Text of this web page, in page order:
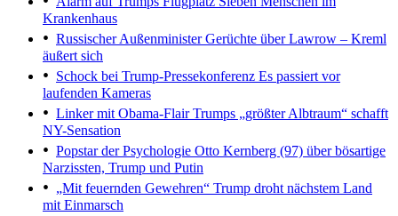
Krankenhaus
Russischer AußenministerGerüchte über Lawrow – Kreml
äußert sich
Schock bei Trump-Pressekonferenz Es passiert vor
laufenden Kameras
Linker mit Obama-FlairTrumps „größter Albtraum“ schafft
NY-Sensation
Popstar der Psychologie Otto Kernberg (97) über bösartige
Narzissten, Trump und Putin
„Mit feuernden Gewehren“ Trump droht nächstem Land
mit Einmarsch